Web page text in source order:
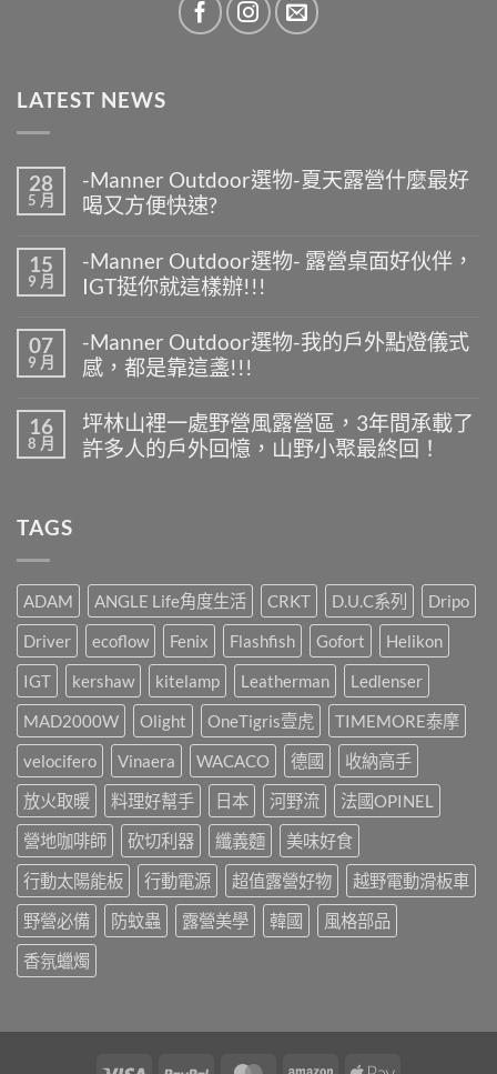
LATEST NEWS
28
5 月
-Manner Outdoor選物-夏天露營什麼最好
喝又方便快速?
〈-
Manner
Outdoor
夏
天
露
什
麼
最
好
中
無
留
言
15
9 月
-Manner Outdoor選物- 露營桌面好伙伴，
IGT挺你就這樣辦!!!
〈-
Manner
Outdoor
選
露
營
桌
這
樣
辦!!!〉
中
無
留
言
07
9 月
-Manner Outdoor選物-我的戶外點燈儀式
感，都是靠這盞!!!
〈-
Manner
Outdoor
選
燈
式
感，
都
是
靠
這
盞!!!〉
中
無
留
言
16
8 月
坪林山裡一處野營風露營區，3年間承載了
許多人的戶外回憶，山野小聚最終回！
處
營
露
營
區，
3
年
間
承
載
了
許
多
人
的
戶
外
回
憶，
山
野
TAGS
ADAM ANGLE Life角度生活 CRKT D.U.C系列
Dripo
Driver
ecoflow Fenix Flashfish Gofort
Helikon
IGT
kershaw kitelamp Leatherman
Ledlenser
MAD2000W
Olight OneTigris壹虎
TIMEMORE泰摩
velocifero
Vinaera WACACO 德國
收納高手
放火取暖
料理好幫手 日本 河野流
法國OPINEL
營地咖啡師
砍切利器 纖義麵
美味好食
行動太陽能板
行動電源 超值露營好物
越野電動滑板車
野營必備
防蚊蟲 露營美學 韓國
風格部品
香氛蠟燭